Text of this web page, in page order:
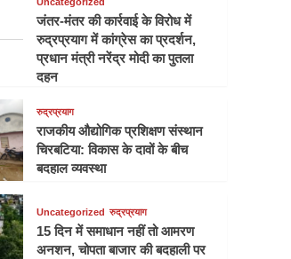
जंतर-मंतर की कार्रवाई के विरोध में
रुद्रप्रयाग में कांग्रेस का प्रदर्शन,
प्रधान मंत्री नरेंद्र मोदी का पुतला
दहन
रुद्रप्रयाग
राजकीय औद्योगिक प्रशिक्षण संस्थान
चिरबटिया: विकास के दावों के बीच
बदहाल व्यवस्था
Uncategorized रुद्रप्रयाग
15 दिन में समाधान नहीं तो आमरण
अनशन, चोपता बाजार की बदहाली पर